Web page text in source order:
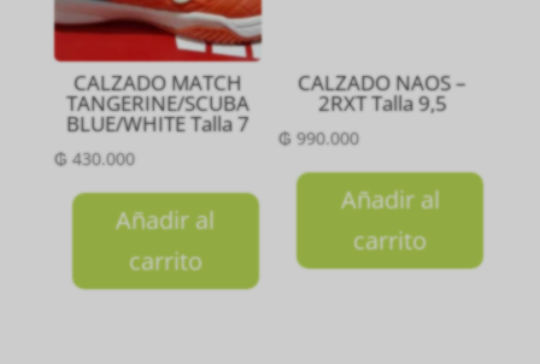
CALZADO MATCH
TANGERINE/SCUBA
BLUE/WHITE Talla 7
₲430.000
Añadir al
carrito
CALZADO NAOS –
2RXT Talla 9,5
₲ 990.000
Añadir al
carrito